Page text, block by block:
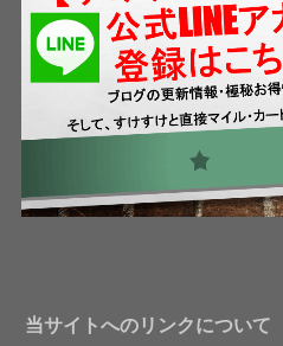
当サイトへのリンクについて